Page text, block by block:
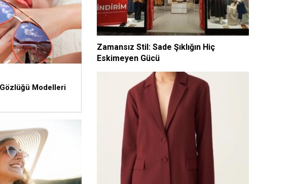
Modelleri
Zamansız Stil: Sade Şıklığın Hiç
Eskimeyen Gücü